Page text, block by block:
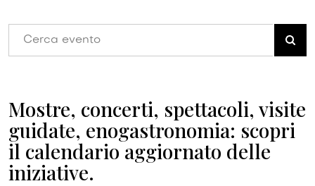
Mostre, concerti, spettacoli, visite
guidate, enogastronomia: scopri
il calendario aggiornato delle
iniziative.